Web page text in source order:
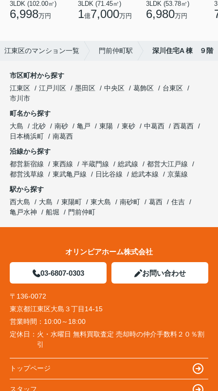
3LDK (102.00㎡)
6,998万円
3LDK (71.45㎡)
1億7,000万円
3LDK (53.78㎡)
6,980万円
江東区のマンション一覧 門前仲町駅 深川住宅A 棟 ９階
市区町村から探す
江東区
江戸川区 墨田区 中央区 葛飾区
台東区
市川市
町名から探す
大島
北砂 南砂 亀戸 東陽 東砂 中葛西
西葛西
日本橋浜町
南葛西
沿線から探す
都営新宿線
東西線 半蔵門線 総武線
都営大江戸線
都営浅草線
東武亀戸線 日比谷線 総武本線
京葉線
駅から探す
西大島
大島 東陽町 東大島 南砂町 葛西
住吉
亀戸水神
船堀 門前仲町
オリンピアホーム株式会社
03-6807-0303 お問い合わせ
〒136-0072
東京都江東区大島３丁目14-15
営業時間： 10:00～18:00
定休日： 火・水曜日 無料買取査定 売却時の仲介手数料２０％割
引
トップページ
スタッフ